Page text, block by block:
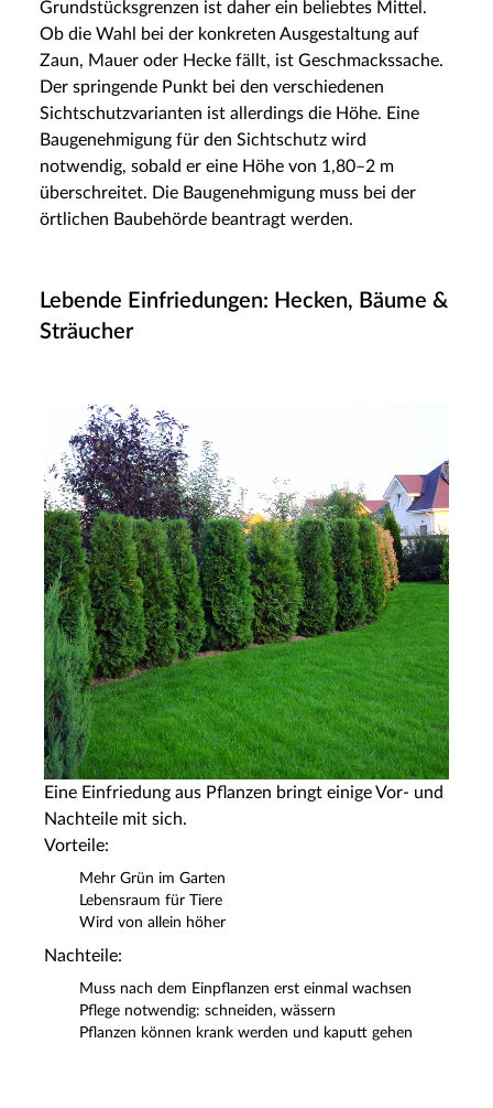
Grundstücksgrenzen ist daher ein beliebtes Mittel.
Ob die Wahl bei der konkreten Ausgestaltung auf
Zaun, Mauer oder Hecke fällt, ist Geschmackssache.
Der springende Punkt bei den verschiedenen
Sichtschutzvarianten ist allerdings die Höhe. Eine
Baugenehmigung für den Sichtschutz wird
notwendig, sobald er eine Höhe von 1,80–2 m
überschreitet. Die Baugenehmigung muss bei der
örtlichen Baubehörde beantragt werden.
Lebende Einfriedungen: Hecken, Bäume &
Sträucher
Eine Einfriedung aus Pflanzen bringt einige Vor- und
Nachteile mit sich.
Vorteile:
Mehr Grün im Garten
Lebensraum für Tiere
Wird von allein höher
Nachteile:
Muss nach dem Einpflanzen erst einmal wachsen
Pflege notwendig: schneiden, wässern
Pflanzen können krank werden und kaputt gehen